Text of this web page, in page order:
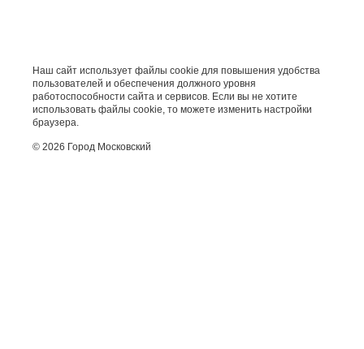
Наш сайт использует файлы cookie для повышения удобства
пользователей и обеспечения должного уровня
работоспособности сайта и сервисов. Если вы не хотите
использовать файлы cookie, то можете изменить настройки
браузера.
© 2026 Город Московский